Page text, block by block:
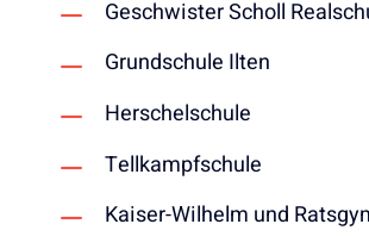
Geschwister Scholl
Grundschule Ilten
Herschelschule
Tellkampfschule
Kaiser-Wilhelm und